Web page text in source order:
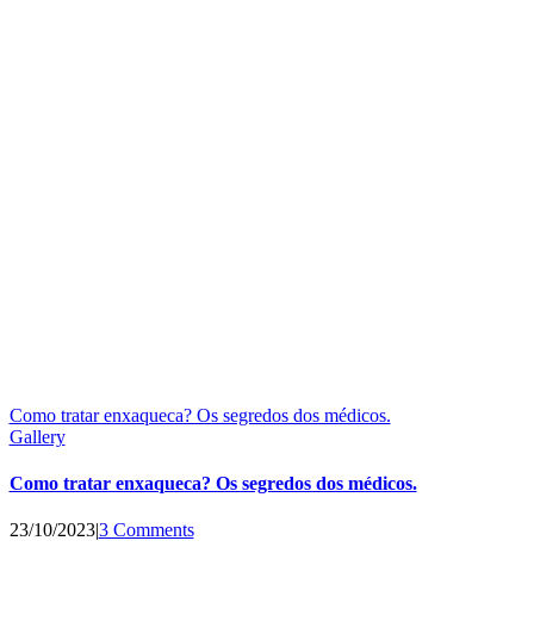
Como tratar enxaqueca? Os segredos dos médicos.
Gallery
Como tratar enxaqueca? Os segredos dos médicos.
23/10/2023|3 Comments